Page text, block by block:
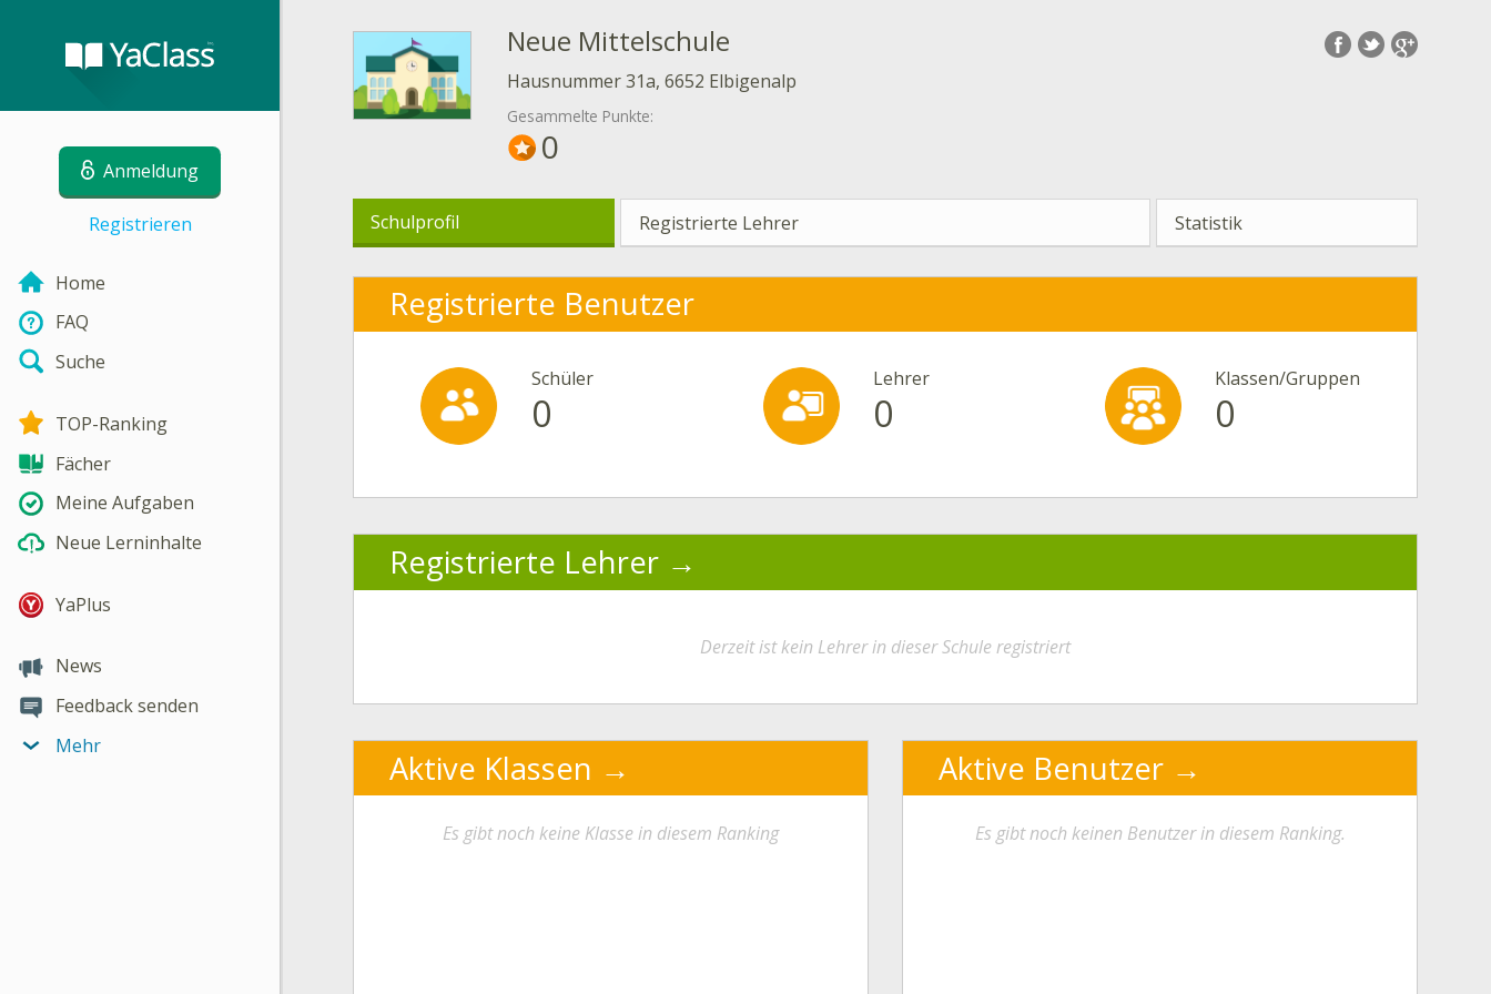
Anmeldung
Registrieren
Home
FAQ
Suche
TOP-Ranking
Fächer
Meine Aufgaben
Neue Lerninhalte
YaPlus
News
Feedback senden
Mehr
Neue Mittelschule
Hausnummer 31a, 6652 Elbigenalp
Gesammelte Punkte:
0
Schulprofil Registrierte Lehrer Statistik
Registrierte Benutzer
Schüler
0
Lehrer
0
Klassen/Gruppen
0
Registrierte Lehrer
Derzeit ist kein Lehrer in dieser Schule registriert
Aktive Klassen
Es gibt noch keine Klasse in diesem Ranking
Aktive Benutzer
Es gibt noch keinen Benutzer in diesem Ranking.